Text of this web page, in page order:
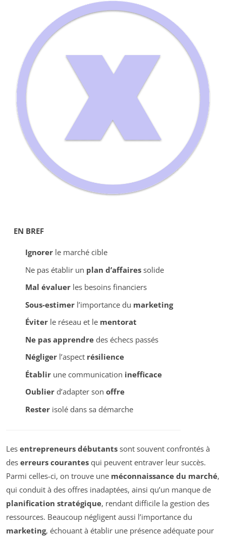
EN BREF
Ignorerle marché cible
Ne pas établir un plan d’affairessolide
Mal évaluerles besoins financiers
Sous-estimerl’importance du marketing
Éviterle réseau et le mentorat
Ne pas apprendredes échecs passés
Négligerl’aspect résilience
Établirune communication inefficace
Oublierd’adapter son offre
Resterisolé dans sa démarche
Les entrepreneurs débutants sont souvent confrontés à
des erreurs courantes qui peuvent entraver leur succès.
Parmi celles-ci, on trouve une méconnaissance du marché,
qui conduit à des offres inadaptées, ainsi qu’un manque de
planification stratégique, rendant difficile la gestion des
ressources. Beaucoup négligent aussi l’importance du
marketing, échouant à établir une présence adéquate pour